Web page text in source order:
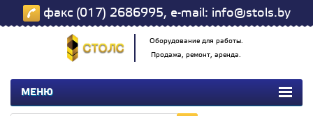
факс (017) 2686995, e-mail: info@stols.by
Оборудование для работы.
Продажа, ремонт, аренда.
МЕНЮ